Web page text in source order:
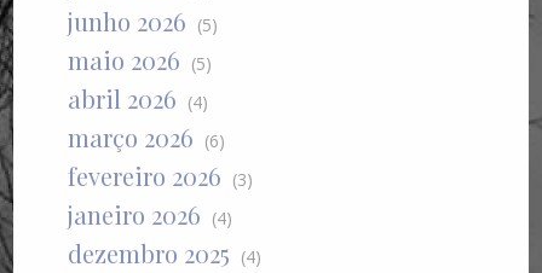
junho 2026 (5)
maio 2026 (5)
abril 2026 (4)
março 2026 (6)
fevereiro 2026 (3)
janeiro 2026 (4)
dezembro 2025 (4)